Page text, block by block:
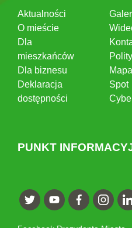
Aktualności
O mieście
Dla
mieszkańców
Dla biznesu
Deklaracja
dostępności
Spot
PUNKT